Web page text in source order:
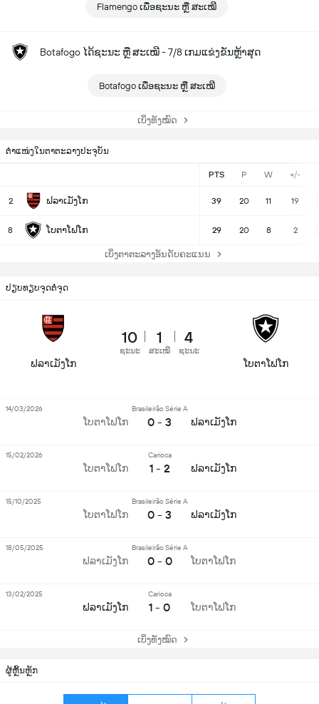
Flamengo ເພື່ອຊະນະ ຫຼື ສະເໝີ
Botafogo ໄດ້ຊະນະ ຫຼື ສະເໝີ - 7/8 ເກມແຂ່ງຂັນຫຼ້າສຸດ
Botafogo ເພື່ອຊະນະ ຫຼື ສະເໝີ
ເບິ່ງທັງໝົດ
ຕຳແໜ່ງໃນຕາຕະລາງປະຈຸບັນ
PTS P W +/-
2 ຟລາເມັງໂກ 39 20 11 19
8 ໂບຕາໂຟໂກ 29 20 8 2
ເບິ່ງຕາຕະລາງອັນດັບຄະແນນ
ຜູ້ຫຼິ້ນຫຼັກ
ປຽບທຽບຈຸດຕໍ່ຈຸດ
ຟລາເມັງໂກ
10
ຊະນະ
1
ສະເໝີ
4
ຊະນະ
ໂບຕາໂຟໂກ
ໂບຕາໂຟໂກ
Brasileirão Série A
0 - 3 ຟລາເມັງໂກ
14/03/2026
ໂບຕາໂຟໂກ
Carioca
1 - 2 ຟລາເມັງໂກ
15/02/2026
ໂບຕາໂຟໂກ
Brasileirão Série A
0 - 3 ຟລາເມັງໂກ
15/10/2025
ຟລາເມັງໂກ
Brasileirão Série A
0 - 0 ໂບຕາໂຟໂກ
18/05/2025
ຟລາເມັງໂກ
Carioca
1 - 0 ໂບຕາໂຟໂກ
13/02/2025
ເບິ່ງທັງໝົດ